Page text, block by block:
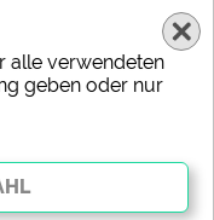
Lage
alle verwendeten
geben oder nur